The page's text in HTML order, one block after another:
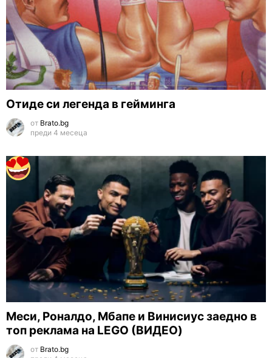
Отиде си легенда в гейминга
от Brato.bg
преди 4 месеца
Меси, Роналдо, Мбапе и Винисиус заедно в
топ реклама на LEGO (ВИДЕО)
от Brato.bg